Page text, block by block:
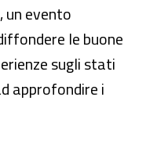
un evento
le buone
sugli stati
approfondire i